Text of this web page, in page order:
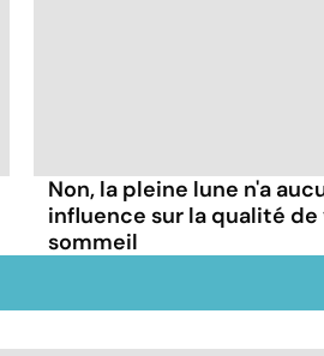
Non, la pleine lune n'a
influence sur la qualité
sommeil